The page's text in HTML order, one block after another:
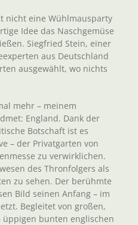
nicht eine Wühlmausparty
Idee das Naschgemüse
Siegfried Stein, einer
aus Deutschland
ausgewählt, wo nichts
mehr – meinem
England. Dank der
Botschaft ist es
– der Privatgarten von
zu verwirklichen.
des Thronfolgers als
zu sehen. Der berühmte
Bild seinen Anfang – im
Begleitet von großen,
bunten englischen